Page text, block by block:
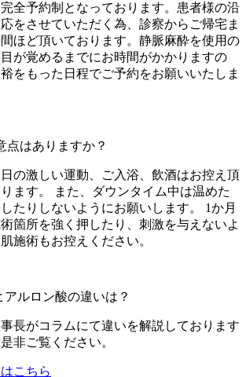
全予約制となっております。患者様の沿
をさせていただく為、診察からご帰宅ま
ほど頂いております。静脈麻酔を使用の
が覚めるまでにお時間がかかりますの
をもった日程でご予約をお願いいたしま
点はありますか？
の激しい運動、ご入浴、飲酒はお控え頂
ます。 また、ダウンタイム中は温めた
たりしないようにお願いします。 1か月
箇所を強く押したり、刺激を与えないよ
施術もお控えください。
アルロン酸の違いは？
長がコラムにて違いを解説しております
非ご覧ください。
こちら